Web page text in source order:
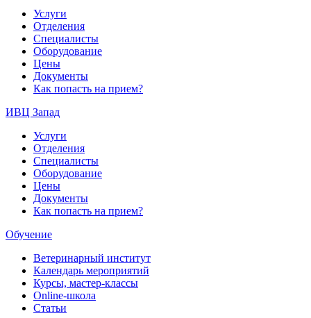
Услуги
Отделения
Специалисты
Оборудование
Цены
Документы
Как попасть на прием?
ИВЦ Запад
Услуги
Отделения
Специалисты
Оборудование
Цены
Документы
Как попасть на прием?
Обучение
Ветеринарный институт
Календарь мероприятий
Курсы, мастер-классы
Online-школа
Статьи